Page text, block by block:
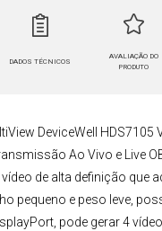
DADOS TÉCNICOS
AVALIAÇÃO DO
PRODUTO
DeviceWell HDS7105
Ao Vivo e Live
de alta definição que
pequeno e peso leve,
, pode gerar 4